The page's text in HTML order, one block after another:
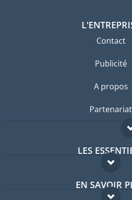
Contact
Publicité
A propos
Partenariat
LES
Forum
Guides
EN SAVOIR